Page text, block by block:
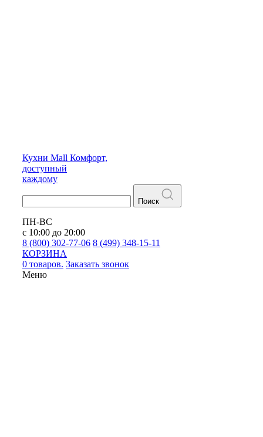
Кухни Mall Комфорт,
доступный
каждому
Поиск
ПН-ВС
с 10:00 до 20:00
8 (800) 302-77-06 8 (499) 348-15-11
КОРЗИНА
0 товаров. Заказать звонок
Меню